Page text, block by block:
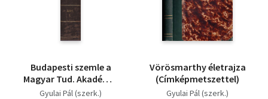
Budapesti szemle a
Magyar Tud. Akadémia
megbízásából 49-50.
Gyulai Pál (szerk.)
Vörösmarthy életrajza
(Címképmetszettel)
Gyulai Pál (szerk.)